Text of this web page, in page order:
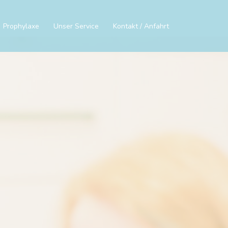
Prophylaxe Unser Service Kontakt / Anfahrt